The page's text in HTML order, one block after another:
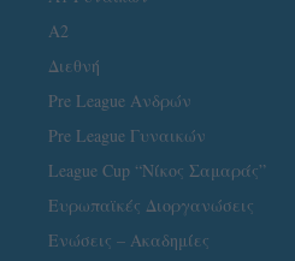
A2
Διεθνή
Pre League Ανδρών
Pre League Γυναικών
League Cup “Νίκος Σαμαράς”
Ευρωπαϊκές Διοργανώσεις
Ενώσεις – Ακαδημίες